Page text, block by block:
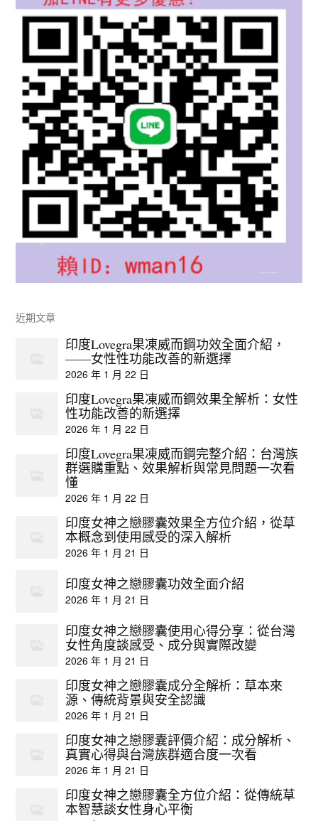
近期文章
印度Lovegra果凍威而鋼功效全面介紹，
——女性性功能改善的新選擇
2026 年 1 月 22 日
印度Lovegra果凍威而鋼效果全解析：女性
性功能改善的新選擇
2026 年 1 月 22 日
印度Lovegra果凍威而鋼完整介紹：台灣族
群選購重點、效果解析與常見問題一次看
懂
2026 年 1 月 22 日
印度女神之戀膠囊效果全方位介紹，從草
本概念到使用感受的深入解析
2026 年 1 月 21 日
印度女神之戀膠囊功效全面介紹
2026 年 1 月 21 日
印度女神之戀膠囊使用心得分享：從台灣
女性角度談感受、成分與實際改變
2026 年 1 月 21 日
印度女神之戀膠囊成分全解析：草本來
源、傳統背景與安全認識
2026 年 1 月 21 日
印度女神之戀膠囊評價介紹：成分解析、
真實心得與台灣族群適合度一次看
2026 年 1 月 21 日
印度女神之戀膠囊全方位介紹：從傳統草
本智慧談女性身心平衡